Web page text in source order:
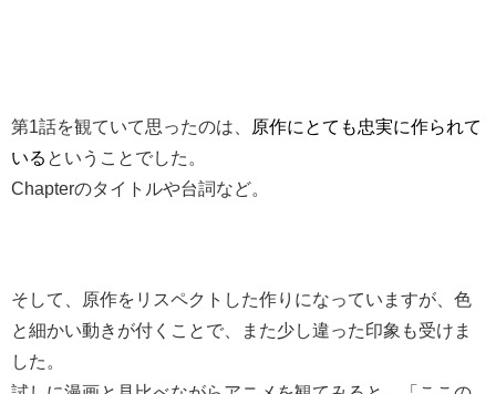
第1話を観ていて思ったのは、
原作にとても忠実に作られて
いる ということでした。
Chapterのタイトルや台詞など。
そして、原作をリスペクトした作りになっていますが、色
と細かい動きが付くことで、また少し違った印象も受けま
した。